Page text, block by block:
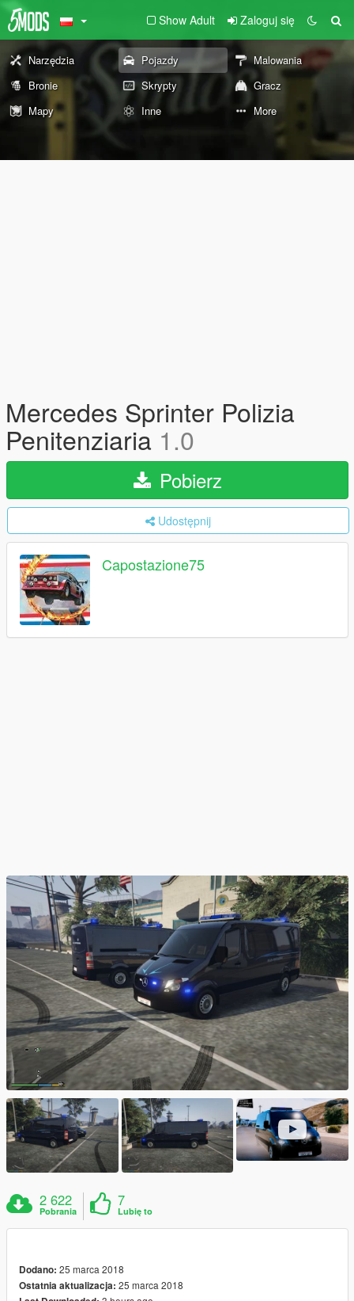
Show Adult Zaloguj się
Narzędzia Pojazdy
Malowania
Bronie
Skrypty
Gracz
Mapy
Inne More
Mercedes Sprinter Polizia
Penitenziaria 1.0
Pobierz
Udostępnij
Capostazione75
2 622
Pobrania
7
Lubię to
Dodano: 25 marca 2018
Ostatnia aktualizacja: 25 marca 2018